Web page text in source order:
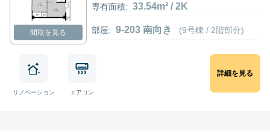
間取を見る
専有面積: 33.54m² / 2K
部屋: 9-203 南向き (9号棟 / 2階部分)
リノベーション エアコン
詳細を見る